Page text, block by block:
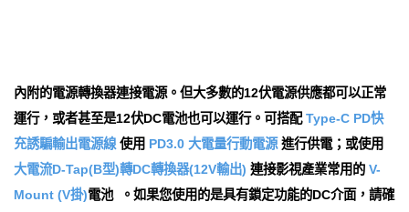
內附的電源轉換器連接電源。但大多數的12伏電源供應都可以正常
運行，或者甚至是12伏DC電池也可以運行。可搭配Type-C PD快
充誘騙輸出電源線 使用 PD3.0 大電量行動電源進行供電；或使用
大電流D-Tap(B型)轉DC轉換器(12V輸出) 連接影視產業常用的 V-
Mount (V掛)電池 。如果您使用的是具有鎖定功能的DC介面，請確